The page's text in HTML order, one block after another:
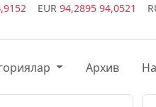
EUR 94,2895 94,0521
Архив